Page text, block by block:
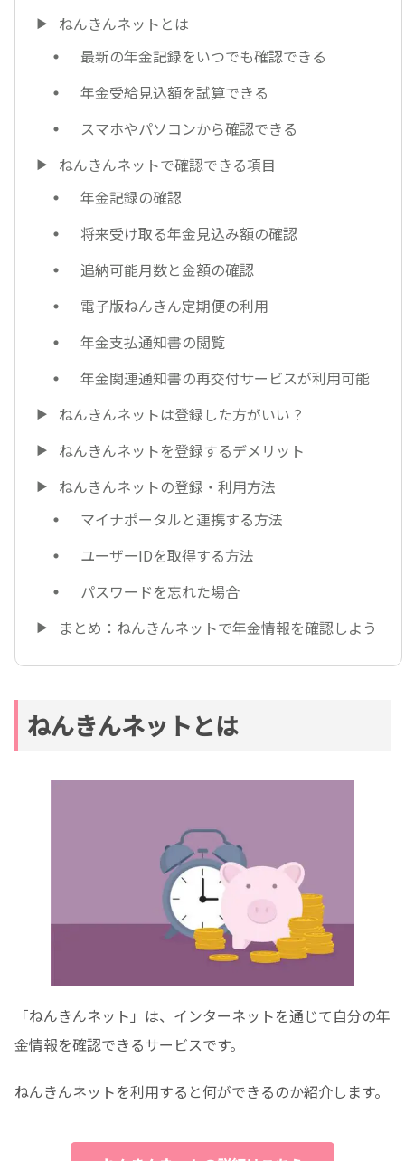
ねんきんネットとは
最新の年金記録をいつでも確認できる
年金受給見込額を試算できる
スマホやパソコンから確認できる
ねんきんネットで確認できる項目
年金記録の確認
将来受け取る年金見込み額の確認
追納可能月数と金額の確認
電子版ねんきん定期便の利用
年金支払通知書の閲覧
年金関連通知書の再交付サービスが利用可能
ねんきんネットは登録した方がいい？
ねんきんネットを登録するデメリット
ねんきんネットの登録・利用方法
マイナポータルと連携する方法
ユーザーIDを取得する方法
パスワードを忘れた場合
まとめ：ねんきんネットで年金情報を確認しよう
ねんきんネットとは
「ねんきんネット」は、インターネットを通じて自分の年
金情報を確認できるサービスです。
ねんきんネットを利用すると何ができるのか紹介します。